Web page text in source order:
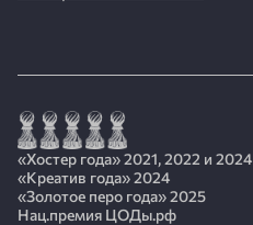
«Хостер года» 2021, 2022 и 2024
«Креатив года» 2024
«Золотое перо года» 2025
Нац.премия ЦОДы.рф